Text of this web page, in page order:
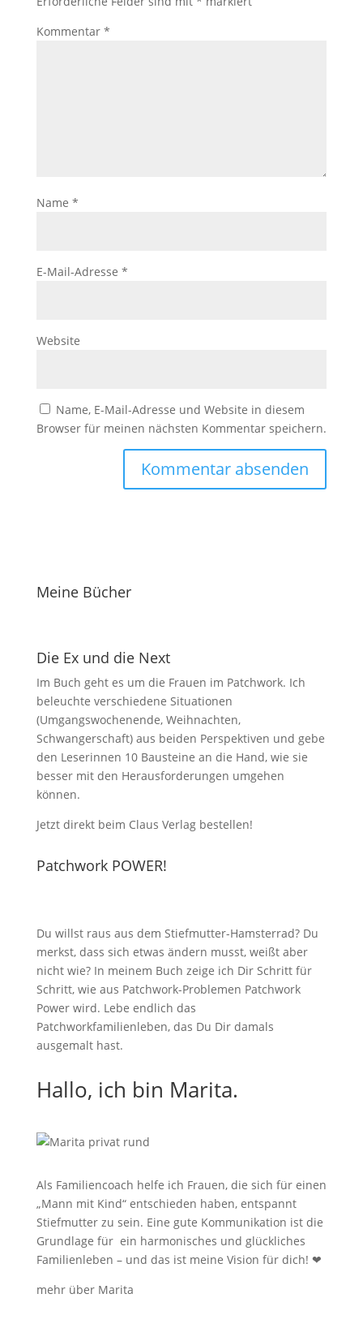
Kommentar *
Name *
E-Mail-Adresse *
Website
Name, E-Mail-Adresse und Website in diesem
Browser für meinen nächsten Kommentar speichern.
Meine Bücher
Die Ex und die Next
Im Buch geht es um die Frauen im Patchwork. Ich
beleuchte verschiedene Situationen
(Umgangswochenende, Weihnachten,
Schwangerschaft) aus beiden Perspektiven und gebe
den Leserinnen 10 Bausteine an die Hand, wie sie
besser mit den Herausforderungen umgehen
können.
Jetzt direkt beim Claus Verlag bestellen!
Patchwork POWER!
Du willst raus aus dem Stiefmutter-Hamsterrad? Du
merkst, dass sich etwas ändern musst, weißt aber
nicht wie? In meinem Buch zeige ich Dir Schritt für
Schritt, wie aus Patchwork-Problemen Patchwork
Power wird. Lebe endlich das
Patchworkfamilienleben, das Du Dir damals
ausgemalt hast.
Hallo, ich bin Marita.
Als Familiencoach helfe ich Frauen, die sich für einen
„Mann mit Kind“ entschieden haben, entspannt
Stiefmutter zu sein. Eine gute Kommunikation ist die
Grundlage für ein harmonisches und glückliches
Familienleben – und das ist meine Vision für dich! ❤
mehr über Marita